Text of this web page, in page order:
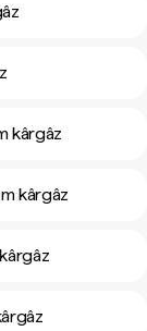
kârgâz
kârgâz